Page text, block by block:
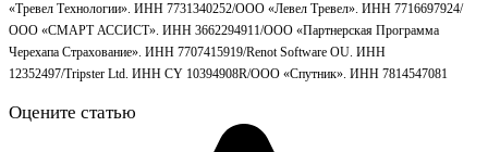
«Тревел Технологии». ИНН 7731340252/ООО «Левел Тревел». ИНН 7716697924/
ООО «СМАРТ АССИСТ». ИНН 3662294911/ООО «Партнерская Программа
Черехапа Страхование». ИНН 7707415919/Renot Software OU. ИНН
12352497/Tripster Ltd. ИНН CY 10394908R/ООО «Спутник». ИНН 7814547081
Оцените статью